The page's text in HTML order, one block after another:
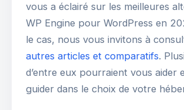
vous a éclairé sur les meilleures
WP Engine pour WordPress en
le cas, nous vous invitons à
autres articles et comparatifs.
d’entre eux pourraient vous aider
guider dans le choix de votre